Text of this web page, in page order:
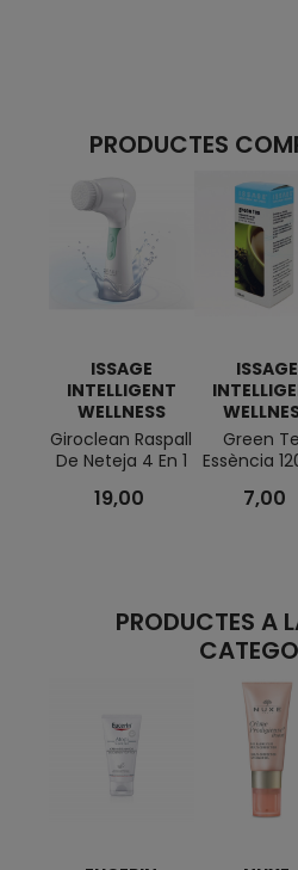
PRODUCTES
ISSAGE
INTELLIGENT
WELLNESS
Giroclean Raspall
De Neteja 4 En 1
19,00
ISSAGE
Green
Essència
7,00
PRODUCTES A